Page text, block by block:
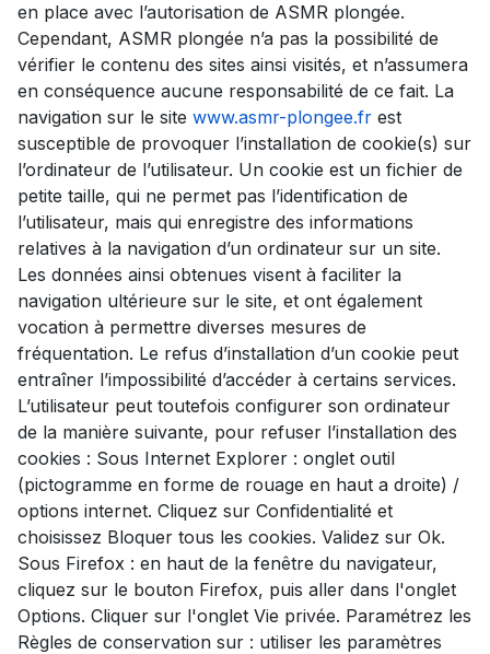
en place avec l’autorisation de ASMR plongée.
Cependant, ASMR plongée n’a pas la possibilité de
vérifier le contenu des sites ainsi visités, et n’assumera
en conséquence aucune responsabilité de ce fait. La
navigation sur le site www.asmr-plongee.fr est
susceptible de provoquer l’installation de cookie(s) sur
l’ordinateur de l’utilisateur. Un cookie est un fichier de
petite taille, qui ne permet pas l’identification de
l’utilisateur, mais qui enregistre des informations
relatives à la navigation d’un ordinateur sur un site.
Les données ainsi obtenues visent à faciliter la
navigation ultérieure sur le site, et ont également
vocation à permettre diverses mesures de
fréquentation. Le refus d’installation d’un cookie peut
entraîner l’impossibilité d’accéder à certains services.
L’utilisateur peut toutefois configurer son ordinateur
de la manière suivante, pour refuser l’installation des
cookies : Sous Internet Explorer : onglet outil
(pictogramme en forme de rouage en haut a droite) /
options internet. Cliquez sur Confidentialité et
choisissez Bloquer tous les cookies. Validez sur Ok.
Sous Firefox : en haut de la fenêtre du navigateur,
cliquez sur le bouton Firefox, puis aller dans l'onglet
Options. Cliquer sur l'onglet Vie privée. Paramétrez les
Règles de conservation sur : utiliser les paramètres